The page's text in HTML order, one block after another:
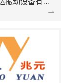
新乡市宏达振动设备有限责任公司